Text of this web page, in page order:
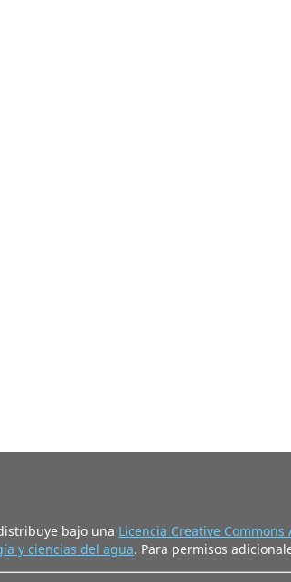
bajo una Licencia Creative
y ciencias del agua. Para permisos